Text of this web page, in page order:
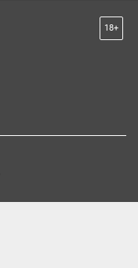
18+